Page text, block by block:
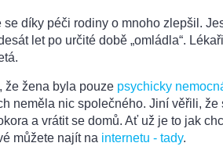
díky péči rodiny o mnoho zlepšil.
let po určité době „omládla“.
že žena byla pouze psychicky
neměla nic společného. Jiní věřili, že
a vrátit se domů. Ať už je to jak
můžete najít na internetu - tady.